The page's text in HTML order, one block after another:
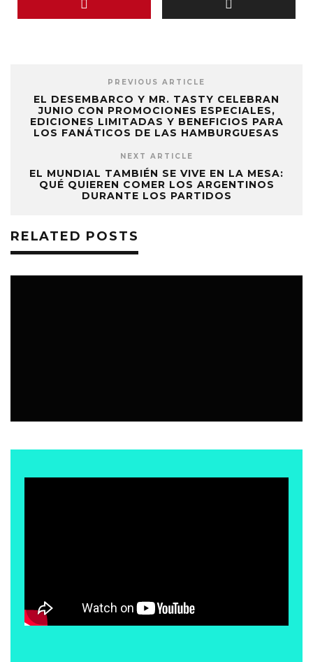
PREVIOUS ARTICLE
EL DESEMBARCO Y MR. TASTY CELEBRAN
JUNIO CON PROMOCIONES ESPECIALES,
EDICIONES LIMITADAS Y BENEFICIOS PARA
LOS FANÁTICOS DE LAS HAMBURGUESAS
NEXT ARTICLE
EL MUNDIAL TAMBIÉN SE VIVE EN LA MESA:
QUÉ QUIEREN COMER LOS ARGENTINOS
DURANTE LOS PARTIDOS
RELATED POSTS